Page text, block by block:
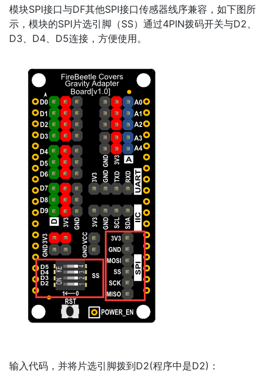
模块SPI接口与DF其他SPI接口传感器线序兼容，如下图所
示，模块的SPI片选引脚（SS）通过4PIN拨码开关与D2、
D3、D4、D5连接，方便使用。
输入代码，并将片选引脚拨到D2(程序中是D2)：